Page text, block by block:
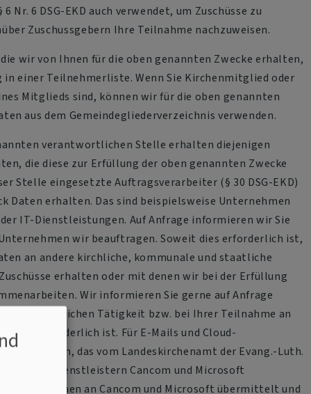
6 Nr. 6 DSG-EKD auch verwendet, um Zuschüsse zu
Zuschussgebern Ihre Teilnahme nachzuweisen.
wir von Ihnen für die oben genannten Zwecke erhalten,
in einer Teilnehmerliste. Wenn Sie Kirchenmitglied oder
Mitglieds sind, können wir für die oben genannten
aus dem Gemeindegliederverzeichnis verwenden.
verantwortlichen Stelle erhalten diejenigen
die diese zur Erfüllung der oben genannten Zwecke
Stelle eingesetzte Auftragsverarbeiter (§ 30 DSG-EKD)
Daten erhalten. Das sind beispielsweise Unternehmen
IT-Dienstleistungen. Auf Anfrage informieren wir Sie
wir beauftragen. Soweit dies erforderlich ist,
an andere kirchliche, kommunale und staatliche
erhalten oder mit denen wir bei der Erfüllung
Wir informieren Sie gerne auf Anfrage
ehrenamtlichen Tätigkeit bzw. bei Ihrer Teilnahme an
erforderlich ist. Für E-Mails und Cloud-
ein System, das vom Landeskirchenamt der Evang.-Luth.
sowie den Dienstleistern Cancom und Microsoft
Daten können an Cancom und Microsoft übermittelt und